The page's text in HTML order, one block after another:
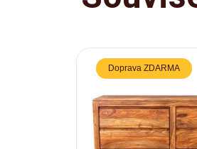
Doprava ZDARMA